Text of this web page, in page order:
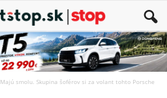
Majú smolu. Skupina šoférov si za volant tohto Porsche